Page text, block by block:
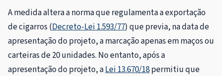
A medida altera a norma que regulamenta a exportação
de cigarros (Decreto-Lei 1.593/77) que previa, na data de
apresentação do projeto, a marcação apenas em maços ou
carteiras de 20 unidades. No entanto, após a
apresentação do projeto, aLei 13.670/18permitiu que